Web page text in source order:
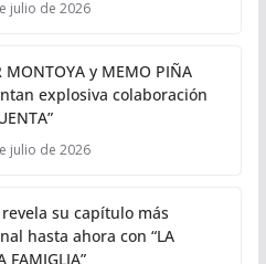
julio de 2026
MONTOYA y MEMO PIÑA
explosiva colaboración
julio de 2026
su capítulo más
hasta ahora con “LA
FAMIGLIA”